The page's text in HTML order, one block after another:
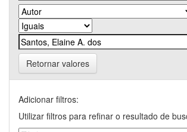
Retornar valores
Adicionar filtros:
Utilizar filtros para refinar o resultado de